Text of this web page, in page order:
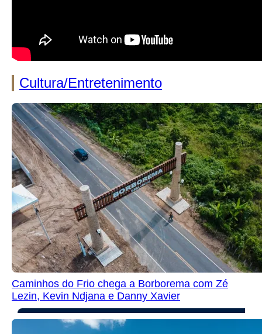
Cultura/Entretenimento
Caminhos do Frio chega a Borborema com Zé
Lezin, Kevin Ndjana e Danny Xavier